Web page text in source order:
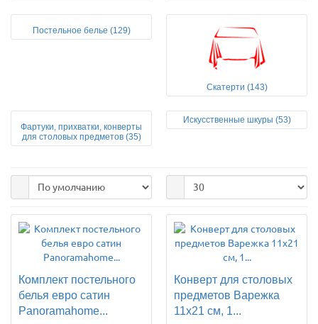
Постельное белье (129)
Скатерти (143)
Фартуки, прихватки, конверты
для столовых предметов (35)
Искусственные шкуры (53)
Комплект постельного
белья евро сатин
Panoramahome...
Конверт для столовых
предметов Варежка
11х21 см, 1...